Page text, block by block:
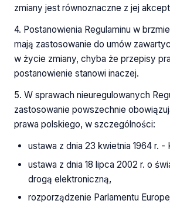
zmiany jest równoznaczne z jej
4. Postanowienia Regulaminu w
mają zastosowanie do umów
w życie zmiany, chyba że przepisy
postanowienie stanowi inaczej.
5. W sprawach nieuregulowanych
zastosowanie powszechnie
prawa polskiego, w szczególności:
ustawa z dnia 23 kwietnia 1964 r.
ustawa z dnia 18 lipca 2002 r. o
drogą elektroniczną,
rozporządzenie Parlamentu